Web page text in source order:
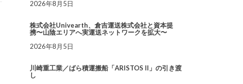
2026年8月5日
株式会社Univearth、倉吉運送株式会社と資本提
携〜山陰エリアへ実運送ネットワークを拡大〜
2026年8月5日
川崎重工業／ばら積運搬船「ARISTOS II」の引き渡
し